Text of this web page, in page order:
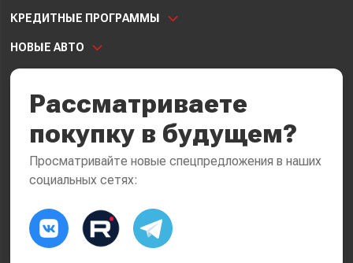
КРЕДИТНЫЕ ПРОГРАММЫ
НОВЫЕ АВТО
Рассматриваете
покупку в будущем?
Просматривайте новые спецпредложения в наших
социальных сетях: